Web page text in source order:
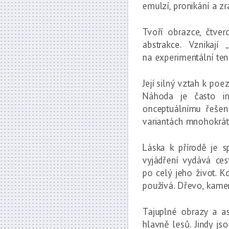
emulzí, pronikání a
Tvoří obrazce,
abstrakce. Vznikají
na experimentální
Její silný vztah k
Náhoda je často
onceptuálnímu
variantách
Láska k přírodě je
vyjádření vydává
po celý jeho život.
používá. Dřevo,
Tajuplné obrazy a
hlavně lesů. Jindy